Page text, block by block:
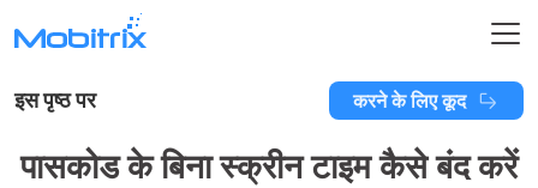
इस पृष्ठ पर करने के लिए कूद
पासकोड के बिना स्क्रीन टाइम कैसे बंद करें